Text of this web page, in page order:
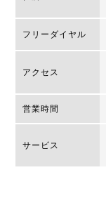
フリーダイヤル
アクセス
営業時間
サービス